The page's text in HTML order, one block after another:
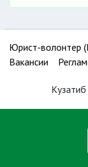
Юрист-волонтер
Вакансии